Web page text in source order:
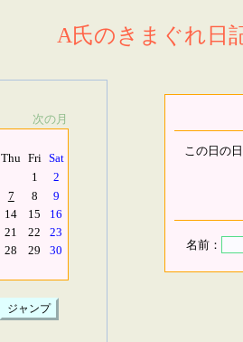
A氏のきまぐれ日
次の月
Thu Fri Sat
1
2
7 8
9
14 15
16
21 22
23
28 29
30
この日の
名前：